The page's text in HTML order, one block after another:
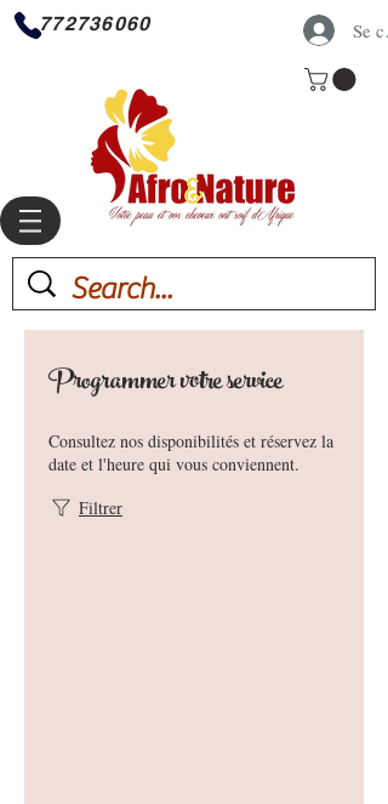
Se
772736060
Programmer votre service
Consultez nos disponibilités et réservez la
date et l'heure qui vous conviennent.
Filtrer